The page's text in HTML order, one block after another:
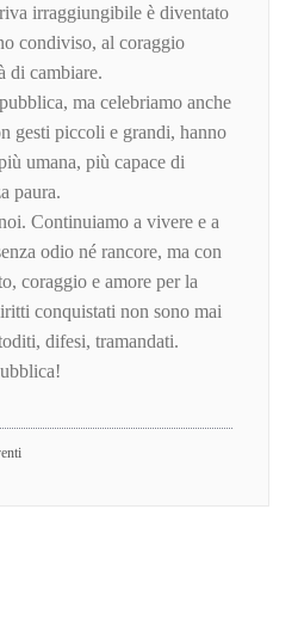
irraggiungibile è diventato
condiviso, al coraggio
di cambiare.
ma celebriamo anche
gesti piccoli e grandi, hanno
umana, più capace di
paura.
Continuiamo a vivere e a
odio né rancore, ma con
coraggio e amore per la
conquistati non sono mai
difesi, tramandati.